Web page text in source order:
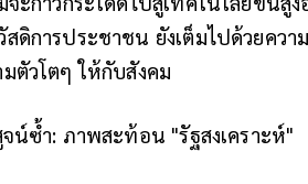
ดิการประชาชน ยังเต็มไปด้วยควา
ตัวโตๆ ให้กับสังคม
น์ซ้ำ: ภาพสะท้อน "รัฐสงเคราะห์"